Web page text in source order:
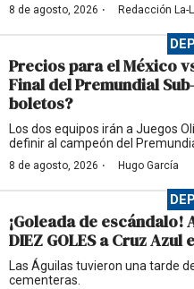
8 de agosto, 2026 · Redacción La-
Precios para el México
Final del Premundial
boletos?
Los dos equipos irán a Juegos
definir al campeón del
8 de agosto, 2026 · Hugo García
¡Goleada de escándalo!
DIEZ GOLES a Cruz Azul
Las Águilas tuvieron una tarde
cementeras.